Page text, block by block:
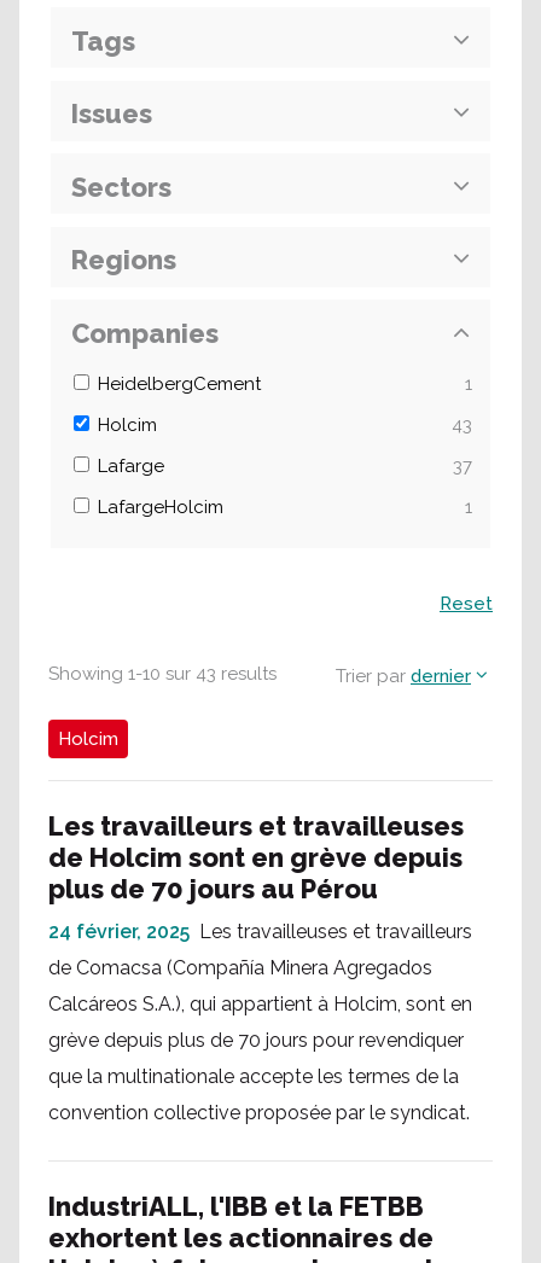
Showing 1-10 sur 43 results Trier par dernier
Holcim
Les travailleurs et travailleuses
de Holcim sont en grève depuis
plus de 70 jours au Pérou
24 février, 2025 Les travailleuses et travailleurs
de Comacsa (Compañía Minera Agregados
Calcáreos S.A.), qui appartient à Holcim, sont en
grève depuis plus de 70 jours pour revendiquer
que la multinationale accepte les termes de la
convention collective proposée par le syndicat.
IndustriALL, l'IBB et la FETBB
exhortent les actionnaires de
Tags
Issues
Sectors
Regions
Companies
HeidelbergCement
1
Holcim
43
Lafarge
37
LafargeHolcim
1
Reset